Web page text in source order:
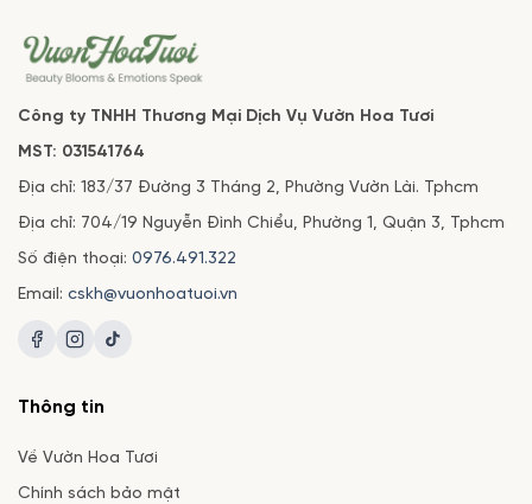
Công ty TNHH Thương Mại Dịch Vụ Vườn Hoa Tươi
MST: 031541764
Địa chỉ: 183/37 Đường 3 Tháng 2, Phường Vườn Lài. Tphcm
Địa chỉ: 704/19 Nguyễn Đình Chiểu, Phường 1, Quận 3, Tphcm
Số điện thoại: 0976.491.322
Email: cskh@vuonhoatuoi.vn
Thông tin
Về Vườn Hoa Tươi
Chính sách bảo mật